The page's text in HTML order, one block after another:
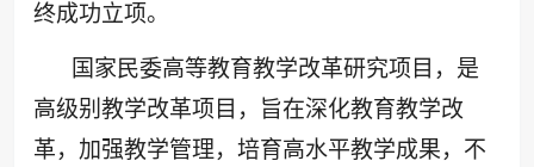
终成功立项。
国家民委高等教育教学改革研究项目，是
高级别教学改革项目，旨在深化教育教学改
革，加强教学管理，培育高水平教学成果，不